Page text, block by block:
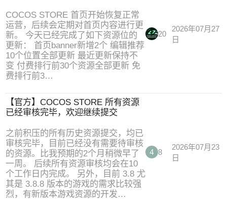
COCOS STORE 首页开始恢复正常
运营，后续会定期对首页内容进行更
新。 今天已经完成了如下资源位的
更新： 首页banner新增2个 编辑推荐
10个位置全部更新 最近更新保持不
变 付费排行前30个资源全部更新 免
费排行前3…
20
2026年07月27
日
【官方】COCOS STORE 所有资源
已经审核完毕，欢迎继续提交
之前积压的所有历史资源提交，均已
审核完毕，目前已经没有需要待审核
的资源。比我预期的2个月稍微早了
一周。 后续所有资源审核均会在10
个工作日内完成。 另外，目前 3.8 尤
其是 3.8.8 版本的游戏的需求比较强
烈，有新版本游戏资源的开发…
8
2026年07月23
日